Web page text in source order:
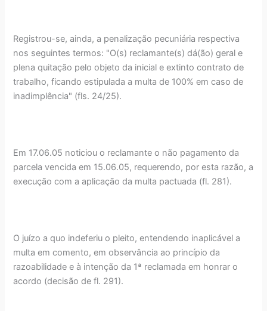
Registrou-se, ainda, a penalização pecuniária respectiva
nos seguintes termos: "O(s) reclamante(s) dá(ão) geral e
plena quitação pelo objeto da inicial e extinto contrato de
trabalho, ficando estipulada a multa de 100% em caso de
inadimplência" (fls. 24/25).
Em 17.06.05 noticiou o reclamante o não pagamento da
parcela vencida em 15.06.05, requerendo, por esta razão, a
execução com a aplicação da multa pactuada (fl. 281).
O juízo a quo indeferiu o pleito, entendendo inaplicável a
multa em comento, em observância ao princípio da
razoabilidade e à intenção da 1ª reclamada em honrar o
acordo (decisão de fl. 291).